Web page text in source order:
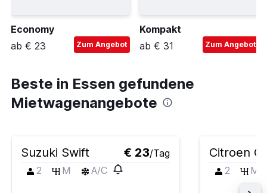
Economy
ab € 23
Zum Angebot
Kompakt
ab € 31
Zum Angebot
Beste in Essen gefundene
Mietwagenangebote
Suzuki Swift € 23/Tag
2
M A/C
Citroen C1
2 M